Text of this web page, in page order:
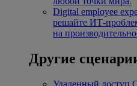
Digital employee
решайте ИТ-
на
Другие
Удаленный доступ